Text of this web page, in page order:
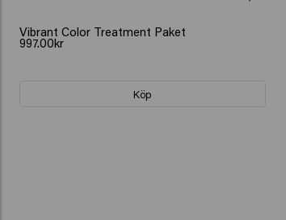
GÅVA: VATTENFLASKA
Vibrant Color Treatment Paket
997.00kr
Köp